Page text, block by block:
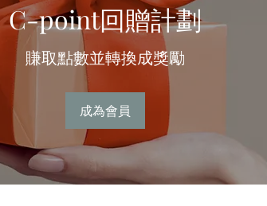
C-point回贈計劃
賺取點數並轉換成獎勵
成為會員